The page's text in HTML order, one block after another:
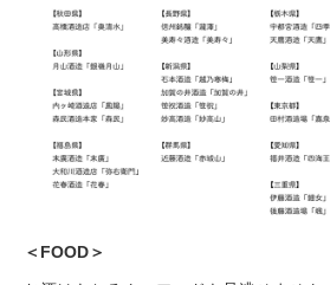
＜FOOD＞